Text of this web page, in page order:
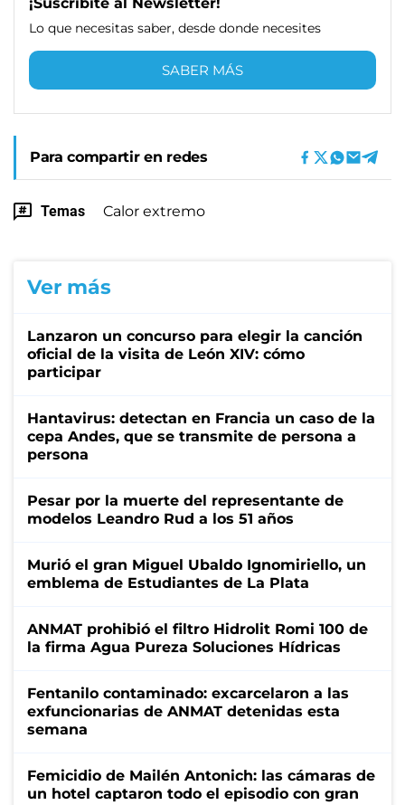
Lo que necesitas saber, desde donde necesites
SABER MÁS
Para compartir en redes
Temas Calor extremo
Ver más
Lanzaron un concurso para elegir la canción
oficial de la visita de León XIV: cómo
participar
Hantavirus: detectan en Francia un caso de la
cepa Andes, que se transmite de persona a
persona
Pesar por la muerte del representante de
modelos Leandro Rud a los 51 años
Murió el gran Miguel Ubaldo Ignomiriello, un
emblema de Estudiantes de La Plata
ANMAT prohibió el filtro Hidrolit Romi 100 de
la firma Agua Pureza Soluciones Hídricas
Fentanilo contaminado: excarcelaron a las
exfuncionarias de ANMAT detenidas esta
semana
Femicidio de Mailén Antonich: las cámaras de
un hotel captaron todo el episodio con gran